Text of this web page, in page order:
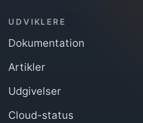
UDVIKLERE
Dokumentation
Artikler
Udgivelser
Cloud-status